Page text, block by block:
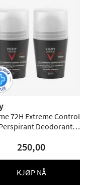
72H Extreme Control
Deodorant
250,00
KJØP NÅ